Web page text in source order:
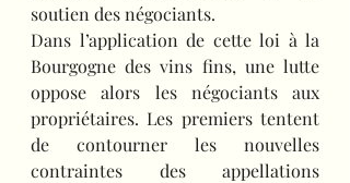
soutien des négociants.
Dans l’application de cette loi à la
Bourgogne des vins fins, une lutte
oppose alors les négociants aux
propriétaires. Les premiers tentent
de contourner les nouvelles
contraintes des appellations